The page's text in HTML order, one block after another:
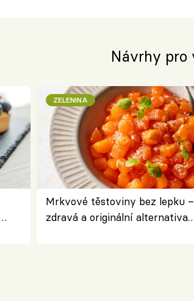
Návrhy pro
ZELENINA
Mrkvové těstoviny bez lepku –
zdravá a originální alternativa